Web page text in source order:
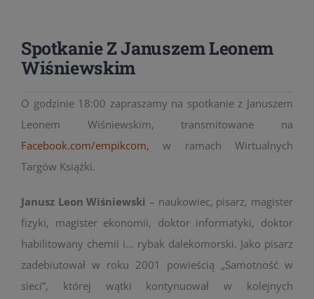
Spotkanie Z Januszem Leonem
Wiśniewskim
O godzinie 18:00 zapraszamy na spotkanie z Januszem
Leonem Wiśniewskim, transmitowane na
Facebook.com/empikcom, w ramach Wirtualnych
Targów Książki.
Janusz Leon Wiśniewski – naukowiec, pisarz, magister
fizyki, magister ekonomii, doktor informatyki, doktor
habilitowany chemii i… rybak dalekomorski. Jako pisarz
zadebiutował w roku 2001 powieścią „Samotność w
sieci”, której wątki kontynuował w kolejnych